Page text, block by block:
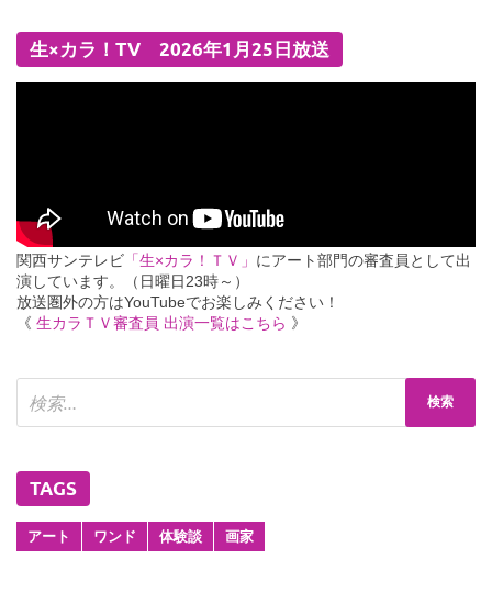
生×カラ！TV 2026年1月25日放送
関西サンテレビ 「生×カラ！ＴＶ」 にアート部門の審査員として出
演しています。（日曜日23時～）
放送圏外の方はYouTubeでお楽しみください！
《 生カラＴＶ審査員 出演一覧はこちら 》
TAGS
アート ワンド 体験談 画家